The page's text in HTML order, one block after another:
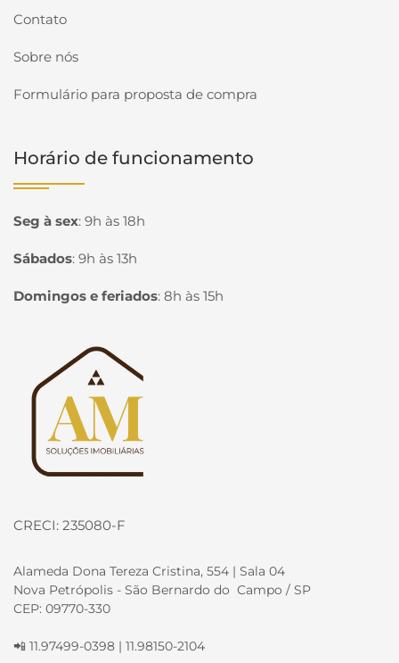
Contato
Sobre nós
Formulário para proposta de compra
Horário de funcionamento
Seg à sex: 9h às 18h
Sábados: 9h às 13h
Domingos e feriados: 8h às 15h
Página inicial
CRECI: 235080-F
Alameda Dona Tereza Cristina, 554 | Sala 04
Nova Petrópolis - São Bernardo do Campo / SP
CEP: 09770-330
📲 11.97499-0398 | 11.98150-2104